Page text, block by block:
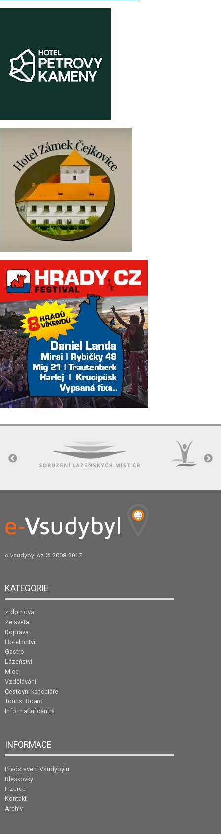
e-vsudybyl.cz © 2008-2017
KATEGORIE
Z domova
Ze světa
Doprava
Hotelnictví
Gastro
Lázeňství
Mice
Vzdělávání
Cestovní kanceláře
Tourist Board
Informační centra
INFORMACE
Představení Všudybylu
Bleskovky
Inzerce
Kontakt
Archiv